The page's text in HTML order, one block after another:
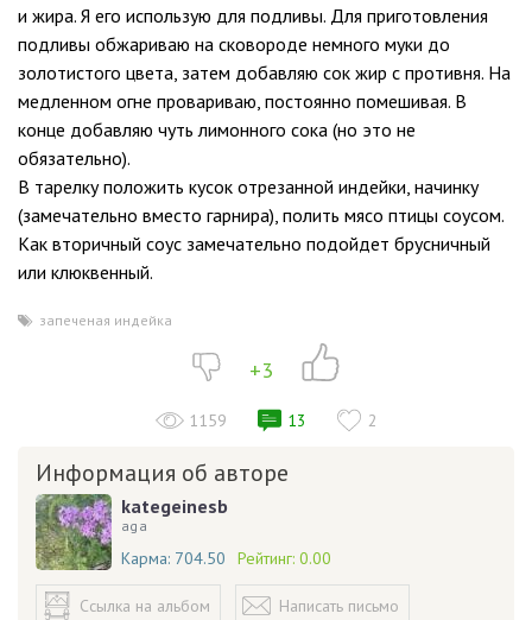
и жира. Я его использую для подливы. Для приготовления
подливы обжариваю на сковороде немного муки до
золотистого цвета, затем добавляю сок жир с противня. На
медленном огне провариваю, постоянно помешивая. В
конце добавляю чуть лимонного сока (но это не
обязательно).
В тарелку положить кусок отрезанной индейки, начинку
(замечательно вместо гарнира), полить мясо птицы соусом.
Как вторичный соус замечательно подойдет брусничный
или клюквенный.
запеченая индейка
+3
1159 13 2
Информация об авторе
kategeinesb
aga
Карма: 704.50 Рейтинг: 0.00
Ссылка на альбом Написать письмо